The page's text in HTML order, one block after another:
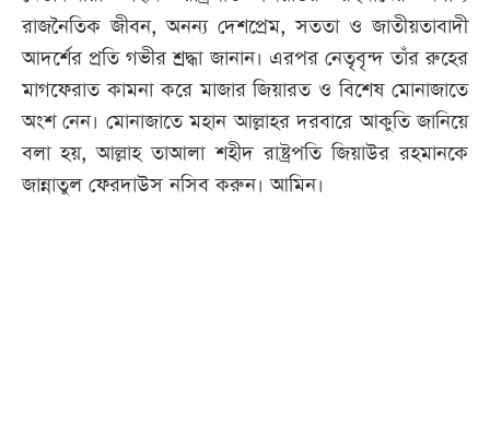
রাজনৈতিক জীবন, অনন্য দেশপ্রেম, সততা ও জাতীয়তাবাদী
আদর্শের প্রতি গভীর শ্রদ্ধা জানান। এরপর নেতৃবৃন্দ তাঁর রুহের
মাগফেরাত কামনা করে মাজার জিয়ারত ও বিশেষ মোনাজাতে
অংশ নেন। মোনাজাতে মহান আল্লাহর দরবারে আকুতি জানিয়ে
বলা হয়, আল্লাহ তাআলা শহীদ রাষ্ট্রপতি জিয়াউর রহমানকে
জান্নাতুল ফেরদাউস নসিব করুন। আমিন।